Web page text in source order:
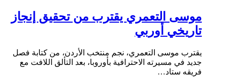
موسى التعمري يقترب من تحقيق إنجاز
تاريخي أوربي
يقترب موسى التعمري، نجم منتخب الأردن، من كتابة فصل
جديد في مسيرته الاحترافية بأوروبا، بعد التألق اللافت مع
فريقه ستاد…